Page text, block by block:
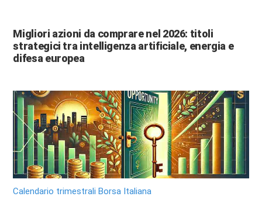
Migliori azioni da comprare nel 2026: titoli
strategici tra intelligenza artificiale, energia e
difesa europea
Calendario trimestrali Borsa Italiana